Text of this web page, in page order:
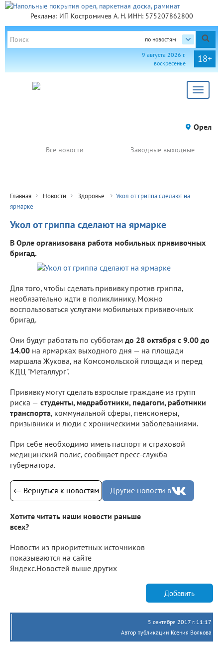
Реклама: ИП Костромичев А. Н. ИНН: 575207862800
по новостям
18+
9 августа 2026 г.
воскресенье
Toggle
Орел
Все новости Заводные выходные
Главная Новости Здоровье
Укол от гриппа сделают на
ярмарке
Укол от гриппа сделают на ярмарке
В Орле организована работа мобильных прививочных
бригад.
Для того, чтобы сделать прививку против гриппа,
необязательно идти в поликлинику. Можно
воспользоваться услугами мобильных прививочных
бригад.
Они будут работать по субботам до 28 октября с 9.00 до
14.00 на ярмарках выходного дня — на площади
маршала Жукова, на Комсомольской площади и перед
КДЦ "Металлург".
Прививку могут сделать взрослые граждане из групп
риска — студенты, медработники, педагоги, работники
транспорта, коммунальной сферы, пенсионеры,
призывники и люди с хроническими заболеваниями.
При себе необходимо иметь паспорт и страховой
медицинский полис, сообщает пресс-служба
губернатора.
← Вернуться к новостям Другие новости в
Хотите читать наши новости раньше
всех?
Новости из приоритетных источников
показываются на сайте
Яндекс.Новостей выше других
Добавить
5 сентября 2017 г. 11:17
Автор публикации Ксения Волкова